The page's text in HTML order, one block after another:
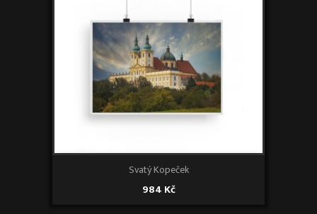
Svatý Kopeček
984 Kč